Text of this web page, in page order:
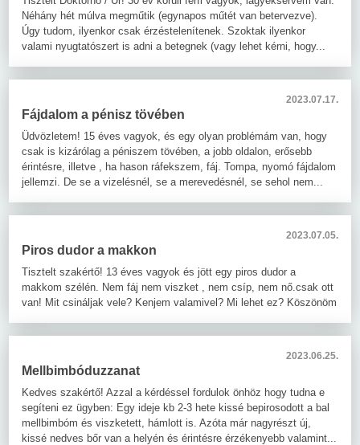
Néhány hét múlva megműtik (egynapos műtét van betervezve).
Úgy tudom, ilyenkor csak érzéstelenítenek. Szoktak ilyenkor
valami nyugtatószert is adni a betegnek (vagy lehet kérni, hogy...
2023.07.17.
Fájdalom a pénisz tövében
Üdvözletem! 15 éves vagyok, és egy olyan problémám van, hogy
csak is kizárólag a péniszem tövében, a jobb oldalon, erősebb
érintésre, illetve , ha hason ráfekszem, fáj. Tompa, nyomó fájdalom
jellemzi. De se a vizelésnél, se a merevedésnél, se sehol nem...
2023.07.05.
Piros dudor a makkon
Tisztelt szakértő! 13 éves vagyok és jött egy piros dudor a
makkom szélén. Nem fáj nem viszket , nem csíp, nem nő.csak ott
van! Mit csináljak vele? Kenjem valamivel? Mi lehet ez? Köszönöm
2023.06.25.
Mellbimbóduzzanat
Kedves szakértő! Azzal a kérdéssel fordulok önhöz hogy tudna e
segíteni ez ügyben: Egy ideje kb 2-3 hete kissé bepirosodott a bal
mellbimbóm és viszketett, hámlott is. Azóta már nagyrészt új,
kissé nedves bőr van a helyén és érintésre érzékenyebb valamint...